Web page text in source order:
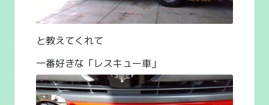
と教えてくれて
一番好きな「レスキュー車」